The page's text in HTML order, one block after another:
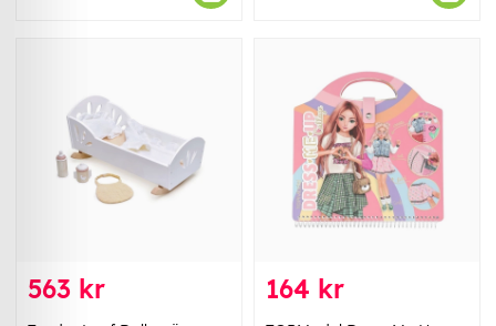
563 kr 164 kr